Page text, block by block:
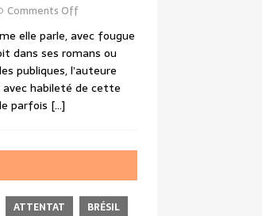
Comments Off
elle parle, avec fougue
dans ses romans ou
publiques, l’auteure
habileté de cette
parfois […]
ATTENTAT
BRÉSIL